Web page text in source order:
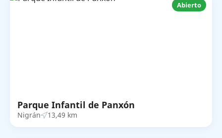
Abierto
Parque Infantil de Panxón
Nigrán 13,49 km